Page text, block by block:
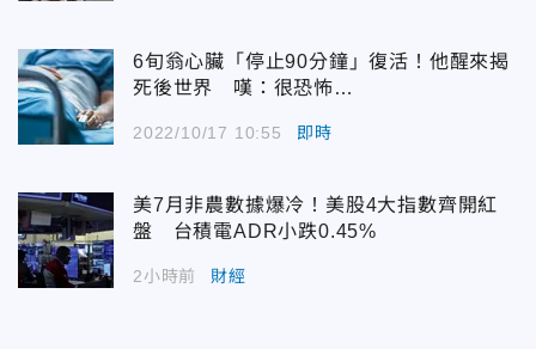
6旬翁心臟「停止90分鐘」復活！他醒來揭
死後世界 嘆：很恐怖…
2022/10/17 10:55 即時
美7月非農數據爆冷！美股4大指數齊開紅
盤 台積電ADR小跌0.45%
2小時前 財經